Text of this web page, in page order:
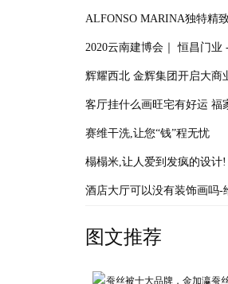
ALFONSO MARINA独特精
2020云南建博会｜ 恒昌门
辉耀西北 金辉集团开启大商
客厅挂什么画旺宅有好运 福
赛维干洗,让您“钱”程无忧
榻榻米,让人爱到发疯的设计!
酒店大厅可以没有装饰画吗-
图文推荐